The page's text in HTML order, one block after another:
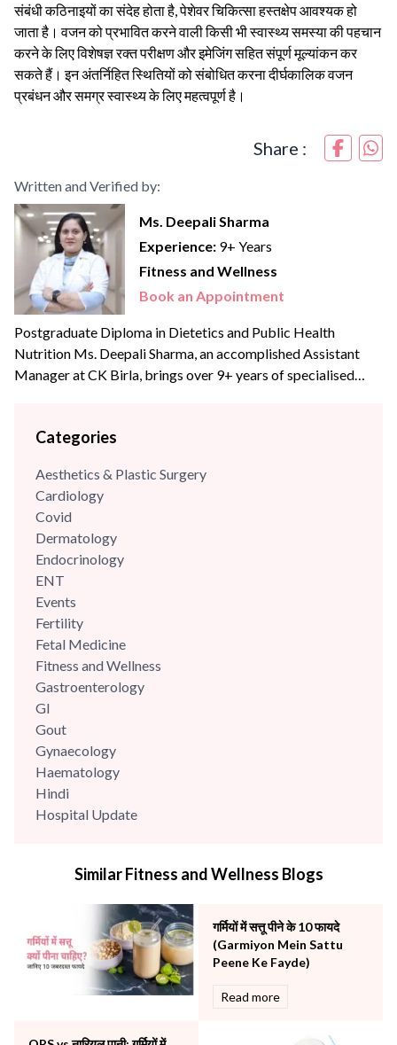
संबंधी कठिनाइयों का संदेह होता है, पेशेवर चिकित्सा हस्तक्षेप आवश्यक हो
जाता है। वजन को प्रभावित करने वाली किसी भी स्वास्थ्य समस्या की पहचान
करने के लिए विशेषज्ञ रक्त परीक्षण और इमेजिंग सहित संपूर्ण मूल्यांकन कर
सकते हैं। इन अंतर्निहित स्थितियों को संबोधित करना दीर्घकालिक वजन
प्रबंधन और समग्र स्वास्थ्य के लिए महत्वपूर्ण है।
Share :
Written and Verified by:
Ms. Deepali Sharma
Experience: 9+ Years
Fitness and Wellness
Book an Appointment
Postgraduate Diploma in Dietetics and Public Health
Nutrition Ms. Deepali Sharma, an accomplished Assistant
Manager at CK Birla, brings over 9+ years of specialised
leveraged her skills to enhance wellness programs and
Categories
Aesthetics & Plastic Surgery
Cardiology
Covid
Dermatology
Endocrinology
ENT
Events
Fertility
Fetal Medicine
Fitness and Wellness
Gastroenterology
GI
Gout
Gynaecology
Haematology
Hindi
Hospital Update
Mental Health
Neonatology & Paediatrics
Nephrology & Dialysis
Neurology
Obstetrics
Similar Fitness and Wellness Blogs
गर्मियों में सत्तू पीने के 10 फायदे
(Garmiyon Mein Sattu
Peene Ke Fayde)
Read more